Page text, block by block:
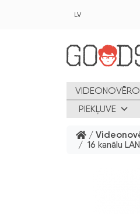
LV
PIEKĻUVE
/
/ 16 kanālu